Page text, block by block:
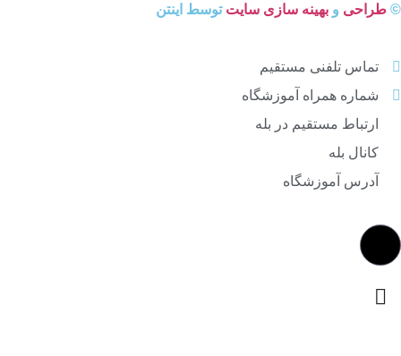
© طراحی و بهینه سازی سایت توسط اینتن
تماس تلفنی مستقیم
شماره همراه آموزشگاه
ارتباط مستقیم در بله
کانال بله
آدرس آموزشگاه